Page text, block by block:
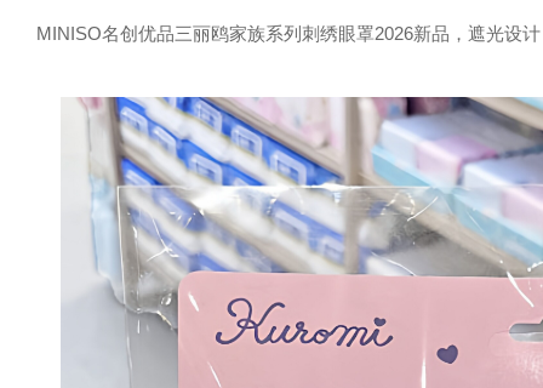
MINISO名创优品三丽鸥家族系列刺绣眼罩2026新品，遮光设